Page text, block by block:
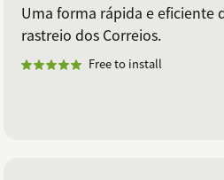
Uma forma rápida e eficiente
rastreio dos Correios.
Free to install